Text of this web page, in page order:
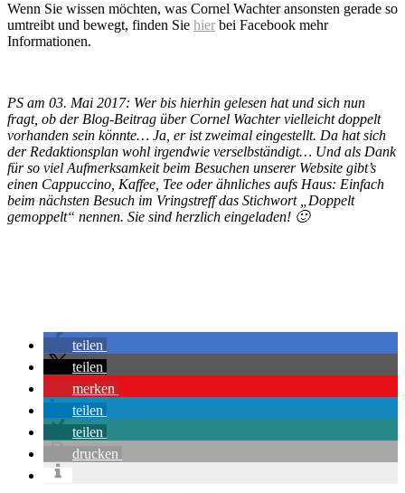
Wenn Sie wissen möchten, was Cornel Wachter ansonsten gerade so
umtreibt und bewegt, finden Sie hier bei Facebook mehr
Informationen.
PS am 03. Mai 2017: Wer bis hierhin gelesen hat und sich nun
fragt, ob der Blog-Beitrag über Cornel Wachter vielleicht doppelt
vorhanden sein könnte… Ja, er ist zweimal eingestellt. Da hat sich
der Redaktionsplan wohl irgendwie verselbständigt… Und als Dank
für so viel Aufmerksamkeit beim Besuchen unserer Website gibt’s
einen Cappuccino, Kaffee, Tee oder ähnliches aufs Haus: Einfach
beim nächsten Besuch im Vringstreff das Stichwort „Doppelt
gemoppelt“ nennen. Sie sind herzlich eingeladen! 🙂
teilen
teilen
merken
teilen
teilen
drucken